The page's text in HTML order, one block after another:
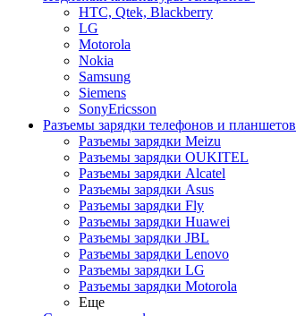
HTC, Qtek, Blackberry
LG
Motorola
Nokia
Samsung
Siemens
SonyEricsson
Разъемы зарядки телефонов и планшетов
Разъемы зарядки Meizu
Разъемы зарядки OUKITEL
Разъемы зарядки Alcatel
Разъемы зарядки Asus
Разъемы зарядки Fly
Разъемы зарядки Huawei
Разъемы зарядки JBL
Разъемы зарядки Lenovo
Разъемы зарядки LG
Разъемы зарядки Motorola
Еще